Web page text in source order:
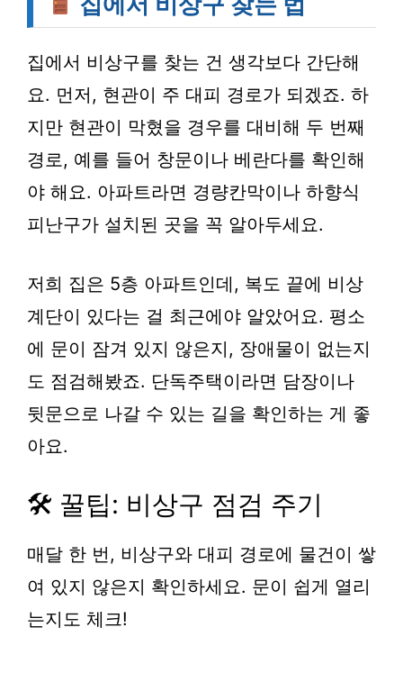
집에서 비상구를 찾는 건 생각보다 간단해
요. 먼저, 현관이 주 대피 경로가 되겠죠. 하
지만 현관이 막혔을 경우를 대비해 두 번째
경로, 예를 들어 창문이나 베란다를 확인해
야 해요. 아파트라면 경량칸막이 나 하향식
피난구가 설치된 곳을 꼭 알아두세요.
저희 집은 5층 아파트인데, 복도 끝에 비상
계단이 있다는 걸 최근에야 알았어요. 평소
에 문이 잠겨 있지 않은지, 장애물이 없는지
도 점검해봤죠. 단독주택이라면 담장이나
뒷문으로 나갈 수 있는 길을 확인하는 게 좋
아요.
🛠 꿀팁: 비상구 점검 주기
매달 한 번, 비상구와 대피 경로에 물건이 쌓
여 있지 않은지 확인하세요. 문이 쉽게 열리
는지도 체크!